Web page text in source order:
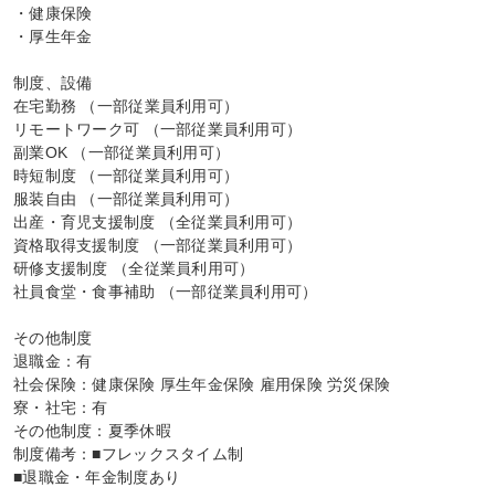
・健康保険
・厚生年金
制度、設備
在宅勤務 （一部従業員利用可）
リモートワーク可 （一部従業員利用可）
副業OK （一部従業員利用可）
時短制度 （一部従業員利用可）
服装自由 （一部従業員利用可）
出産・育児支援制度 （全従業員利用可）
資格取得支援制度 （一部従業員利用可）
研修支援制度 （全従業員利用可）
社員食堂・食事補助 （一部従業員利用可）
その他制度
退職金：有
社会保険：健康保険 厚生年金保険 雇用保険 労災保険
寮・社宅：有
その他制度：夏季休暇
制度備考：■フレックスタイム制
■退職金・年金制度あり